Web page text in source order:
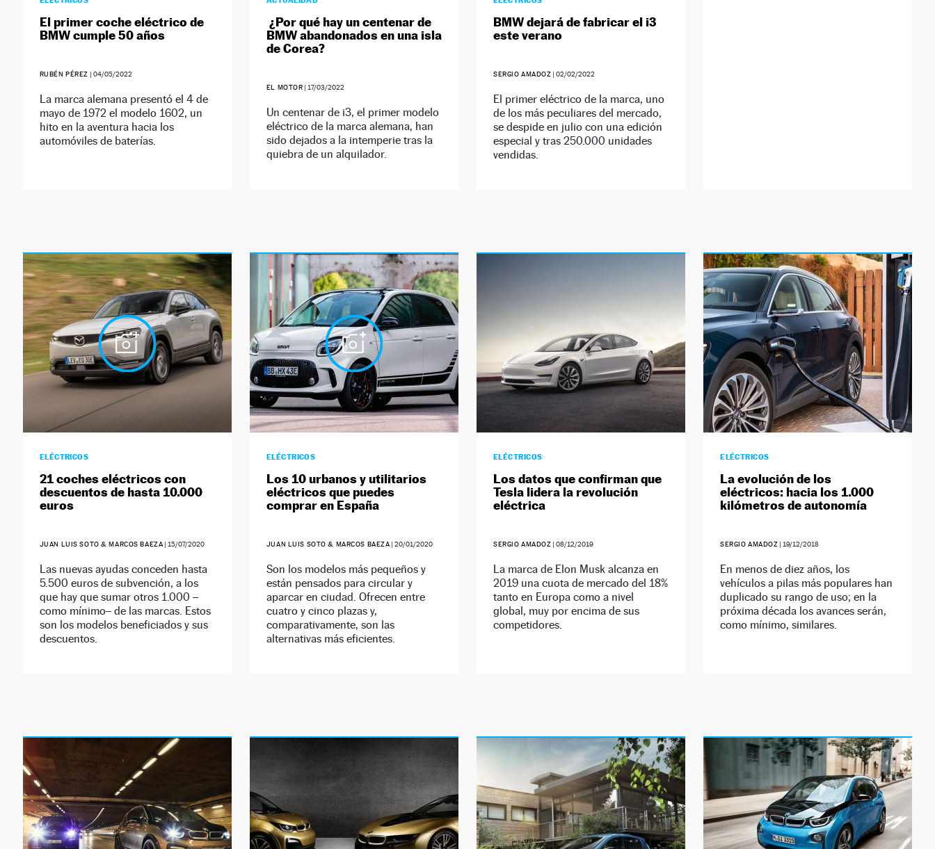
El primer coche eléctrico de
BMW cumple 50 años
RUBÉN PÉREZ |04/05/2022
La marca alemana presentó el 4 de
mayo de 1972 el modelo 1602, un
hito en la aventura hacia los
automóviles de baterías.
¿Por qué hay un centenar de
BMW abandonados en una isla
de Corea?
EL MOTOR | 17/03/2022
Un centenar de i3, el primer modelo
eléctrico de la marca alemana, han
sido dejados a la intemperie tras la
quiebra de un alquilador.
BMW dejará de fabricar el i3
este verano
SERGIO AMADOZ |02/02/2022
El primer eléctrico de la marca, uno
de los más peculiares del mercado,
se despide en julio con una edición
especial y tras 250.000 unidades
vendidas.
ELÉCTRICOS
21 coches eléctricos con
descuentos de hasta 10.000
euros
JUAN LUIS SOTO & MARCOS BAEZA | 15/07/2020
Las nuevas ayudas conceden hasta
5.500 euros de subvención, a los
que hay que sumar otros 1.000 –
como mínimo– de las marcas. Estos
son los modelos beneficiados y sus
descuentos.
ELÉCTRICOS
Los 10 urbanos y utilitarios
eléctricos que puedes
comprar en España
JUAN LUIS SOTO & MARCOS BAEZA |20/01/2020
Son los modelos más pequeños y
están pensados para circular y
aparcar en ciudad. Ofrecen entre
cuatro y cinco plazas y,
comparativamente, son las
alternativas más eficientes.
ELÉCTRICOS
Los datos que confirman que
Tesla lidera la revolución
eléctrica
SERGIO AMADOZ |08/12/2019
La marca de Elon Musk alcanza en
2019 una cuota de mercado del 18%
tanto en Europa como a nivel
global, muy por encima de sus
competidores.
ELÉCTRICOS
La evolución de los
eléctricos: hacia los 1.000
kilómetros de autonomía
SERGIO AMADOZ | 19/12/2018
En menos de diez años, los
vehículos a pilas más populares han
duplicado su rango de uso; en la
próxima década los avances serán,
como mínimo, similares.